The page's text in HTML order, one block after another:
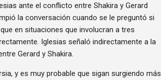
ante el conflicto entre Shakira y Gerard
la conversación cuando se le preguntó si
en situaciones que involucran a tres
Iglesias señaló indirectamente a la
Gerard y Shakira.
y es muy probable que sigan surgiendo más